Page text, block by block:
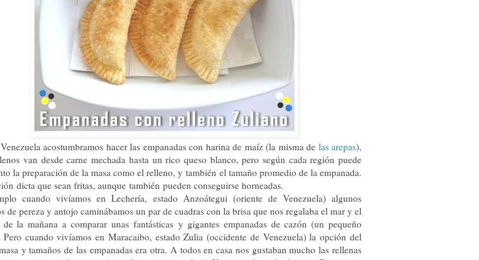
acostumbramos hacer las empanadas con harina de maíz (la misma de las arepas),
van desde carne mechada hasta un rico queso blanco, pero según cada región puede
la preparación de la masa como el relleno, y también el tamaño promedio de la empanada.
dicta que sean fritas, aunque también pueden conseguirse horneadas.
cuando vivíamos en Lechería, estado Anzoátegui (oriente de Venezuela) algunos
de pereza y antojo caminábamos un par de cuadras con la brisa que nos regalaba el mar y el
la mañana a comparar unas fantásticas y gigantes empanadas de cazón (un pequeño
cuando vivíamos en Maracaibo, estado Zulia (occidente de Venezuela) la opción del
y tamaños de las empanadas era otra. A todos en casa nos gustaban mucho las rellenas